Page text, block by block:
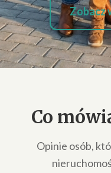
Zobacz
Co
Opinie osób,